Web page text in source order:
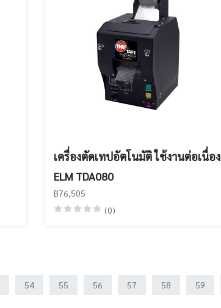
เครื่องตัดเทปอัตโนมัติ ใช้งานต่อเนื่อง
ELM TDA080
฿76,505
(0)
54 55 56 57 58 59